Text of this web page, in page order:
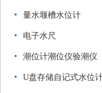
量水堰槽水位计
电子水尺
潮位计潮位仪验潮仪
U盘存储自记式水位